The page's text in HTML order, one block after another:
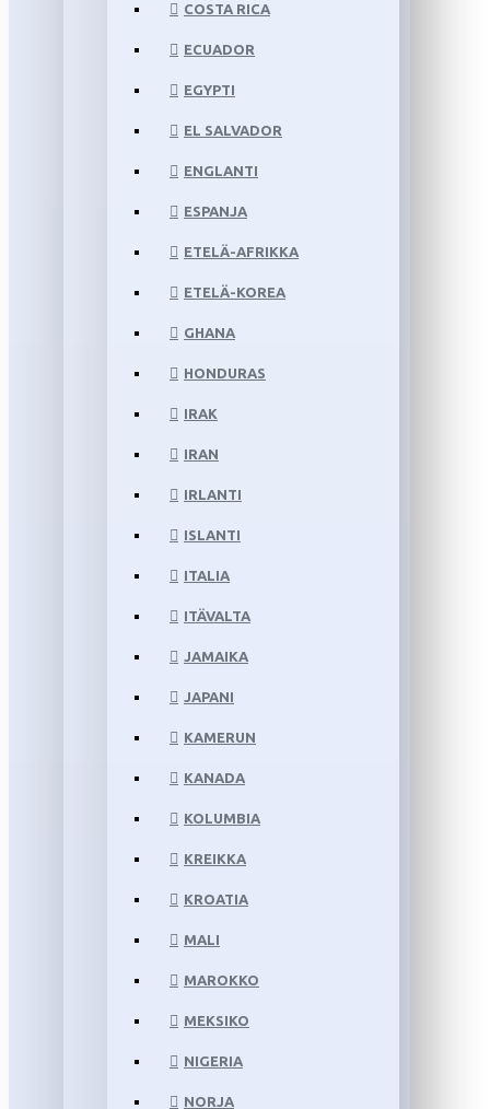
COSTA RICA
ECUADOR
EGYPTI
EL SALVADOR
ENGLANTI
ESPANJA
ETELÄ-AFRIKKA
ETELÄ-KOREA
GHANA
HONDURAS
IRAK
IRAN
IRLANTI
ISLANTI
ITALIA
ITÄVALTA
JAMAIKA
JAPANI
KAMERUN
KANADA
KOLUMBIA
KREIKKA
KROATIA
MALI
MAROKKO
MEKSIKO
NIGERIA
NORJA